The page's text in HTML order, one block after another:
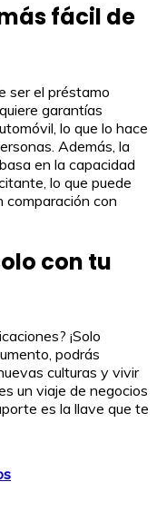
fácil de
ser el préstamo
garantías
lo que lo hace
Además, la
en la capacidad
lo que puede
comparación con
con tu
¡Solo
podrás
culturas y vivir
un viaje de negocios
es la llave que te